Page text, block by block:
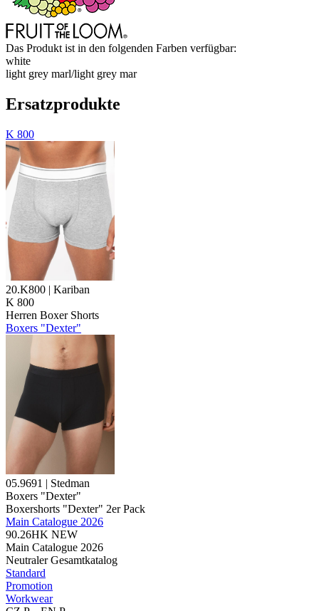
Das Produkt ist in den folgenden Farben verfügbar:
white
light grey marl/​light grey mar
Ersatzprodukte
K 800
20.K800 | Kariban
K 800
Herren Boxer Shorts
Boxers "Dexter"
05.9691 | Stedman
Boxers "Dexter"
Boxershorts "Dexter" 2er Pack
Main Catalogue 2026
90.26HK NEW
Main Catalogue 2026
Neutraler Gesamtkatalog
Standard
Promotion
Workwear